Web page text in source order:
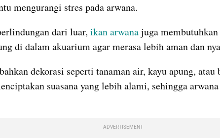
mengurangi stres pada arwana.
dari luar, ikan arwana juga
di dalam akuarium agar merasa lebih aman dan
dekorasi seperti tanaman air, kayu apung, atau
suasana yang lebih alami, sehingga
ADVERTISEMENT